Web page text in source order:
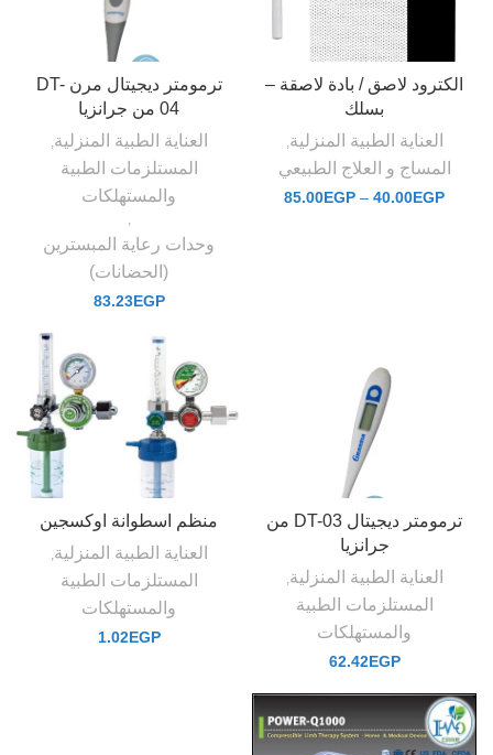
الكترود لاصق / بادة لاصقة –
بسلك
العناية الطبية المنزلية
المساج و العلاج الطبيعي
40.00EGP
–
85.00EGP
ترمومتر ديجيتال مرن DT-
04 من جرانزيا
العناية الطبية المنزلية
المستلزمات الطبية
والمستهلكات
وحدات رعاية المبسترين
(الحضانات)
83.23EGP
ترمومتر ديجيتال DT-03 من
جرانزيا
العناية الطبية المنزلية
المستلزمات الطبية
والمستهلكات
62.42EGP
منظم اسطوانة اوكسجين
العناية الطبية المنزلية
المستلزمات الطبية
والمستهلكات
1.02EGP